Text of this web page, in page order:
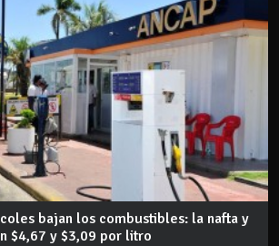
bajan los combustibles: la nafta y
$4,67 y $3,09 por litro